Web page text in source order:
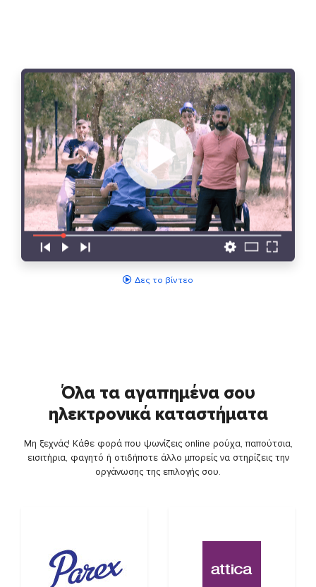
Δες το βίντεο
Όλα τα αγαπημένα σου
ηλεκτρονικά καταστήματα
Μη ξεχνάς! Κάθε φορά που ψωνίζεις online ρούχα, παπούτσια,
εισιτήρια, φαγητό ή οτιδήποτε άλλο μπορείς να στηρίζεις την
οργάνωσης της επιλογής σου.